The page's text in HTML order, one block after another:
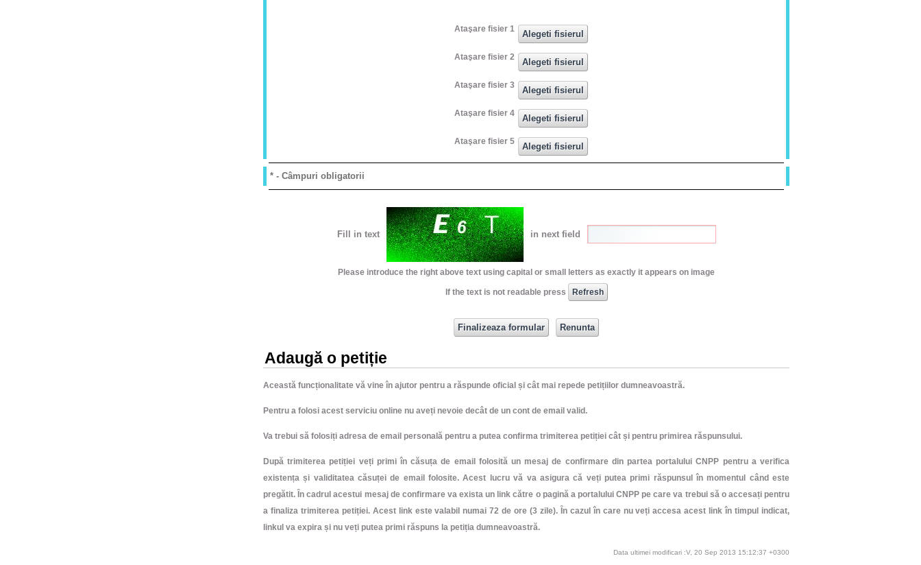
Ataşare fisier 1
Ataşare fisier 2
Ataşare fisier 3
Ataşare fisier 4
Ataşare fisier 5
* - Câmpuri obligatorii
Fill in text in next field
Please introduce the right above text using capital or small letters as exactly it appears on image
If the text is not readable press
Adaugă o petiție
Această funcționalitate vă vine în ajutor pentru a răspunde oficial și cât mai repede petițiilor dumneavoastră.
Pentru a folosi acest serviciu online nu aveți nevoie decât de un cont de email valid.
Va trebui să folosiți adresa de email personală pentru a putea confirma trimiterea petiției cât și pentru primirea răspunsului.
După trimiterea petiției veți primi în căsuța de email folosită un mesaj de confirmare din partea portalului CNPP pentru a verifica
existența și validitatea căsuței de email folosite. Acest lucru vă va asigura că veți putea primi răspunsul în momentul când este
pregătit. În cadrul acestui mesaj de confirmare va exista un link către o pagină a portalului CNPP pe care va trebui să o accesați pentru
a finaliza trimiterea petiției. Acest link este valabil numai 72 de ore (3 zile). În cazul în care nu veți accesa acest link în timpul indicat,
linkul va expira și nu veți putea primi răspuns la petiția dumneavoastră.
Data ultimei modificari :V, 20 Sep 2013 15:12:37 +0300